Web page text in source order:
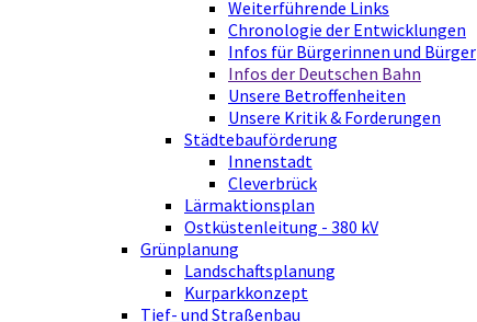
Weiterführende Links
Chronologie der Entwicklungen
Infos für Bürgerinnen und Bürger
Infos der Deutschen Bahn
Unsere Betroffenheiten
Unsere Kritik & Forderungen
Städtebauförderung
Innenstadt
Cleverbrück
Lärmaktionsplan
Ostküstenleitung - 380 kV
Grünplanung
Landschaftsplanung
Kurparkkonzept
Tief- und Straßenbau